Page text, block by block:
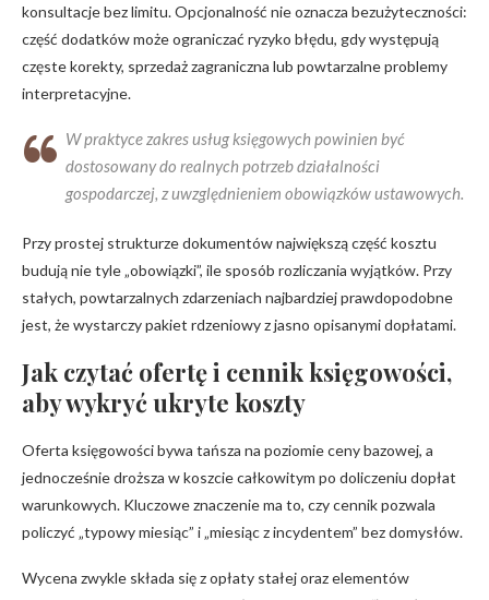
konsultacje bez limitu. Opcjonalność nie oznacza bezużyteczności:
część dodatków może ograniczać ryzyko błędu, gdy występują
częste korekty, sprzedaż zagraniczna lub powtarzalne problemy
interpretacyjne.
W praktyce zakres usług księgowych powinien być
dostosowany do realnych potrzeb działalności
gospodarczej, z uwzględnieniem obowiązków ustawowych.
Przy prostej strukturze dokumentów największą część kosztu
budują nie tyle „obowiązki”, ile sposób rozliczania wyjątków. Przy
stałych, powtarzalnych zdarzeniach najbardziej prawdopodobne
jest, że wystarczy pakiet rdzeniowy z jasno opisanymi dopłatami.
Jak czytać ofertę i cennik księgowości,
aby wykryć ukryte koszty
Oferta księgowości bywa tańsza na poziomie ceny bazowej, a
jednocześnie droższa w koszcie całkowitym po doliczeniu dopłat
warunkowych. Kluczowe znaczenie ma to, czy cennik pozwala
policzyć „typowy miesiąc” i „miesiąc z incydentem” bez domysłów.
Wycena zwykle składa się z opłaty stałej oraz elementów